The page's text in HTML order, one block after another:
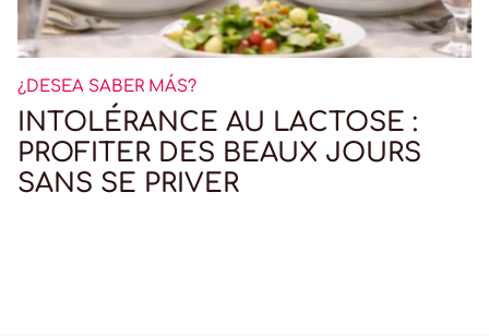
¿DESEA SABER MÁS?
INTOLÉRANCE AU LACTOSE :
PROFITER DES BEAUX JOURS
SANS SE PRIVER